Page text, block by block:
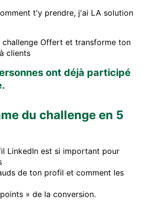
t'y prendre, j'ai LA solution
Offert et transforme ton
clients
ont déjà participé
du challenge en 5
LinkedIn est si important pour
de ton profil et comment les
» de la conversion.